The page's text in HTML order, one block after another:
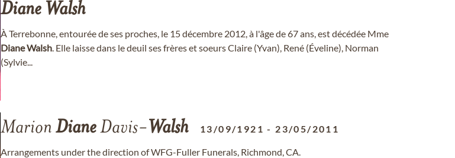
Diane Walsh
À Terrebonne, entourée de ses proches, le 15 décembre 2012, à l'âge de 67 ans, est décédée Mme
DianeWalsh. Elle laisse dans le deuil ses frères et soeurs Claire (Yvan), René (Éveline), Norman
(Sylvie...
Marion DianeDavis-Walsh 13/09/1921 - 23/05/2011
Arrangements under the direction of WFG-Fuller Funerals, Richmond, CA.